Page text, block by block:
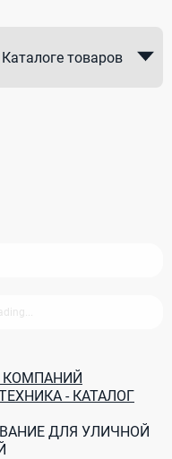
Каталоге товаров
КОМПАНИЙ
- КАТАЛОГ
ДЛЯ УЛИЧНОЙ